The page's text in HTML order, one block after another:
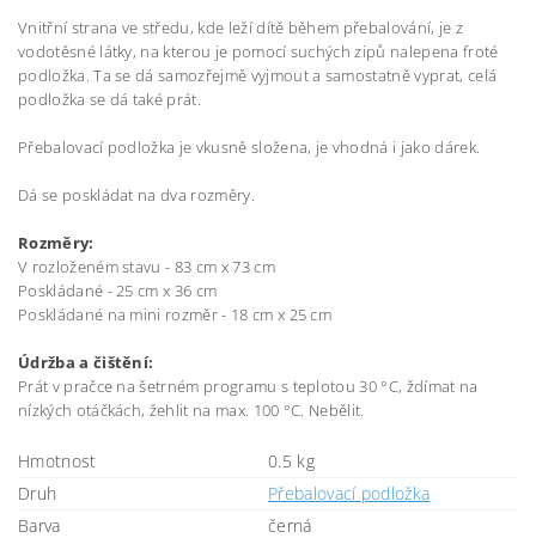
Vnitřní strana ve středu, kde leží dítě během přebalování, je z
vodotěsné látky, na kterou je pomocí suchých zipů nalepena froté
podložka. Ta se dá samozřejmě vyjmout a samostatně vyprat, celá
podložka se dá také prát.
Přebalovací podložka je vkusně složena, je vhodná i jako dárek.
Dá se poskládat na dva rozměry.
Rozměry:
V rozloženém stavu - 83 cm x 73 cm
Poskládané - 25 cm x 36 cm
Poskládané na mini rozměr - 18 cm x 25 cm
Údržba a čištění:
Prát v pračce na šetrném programu s teplotou 30 °C, ždímat na
nízkých otáčkách, žehlit na max. 100 °C. Nebělit.
Hmotnost
0.5 kg
Druh
Přebalovací podložka
Barva
černá